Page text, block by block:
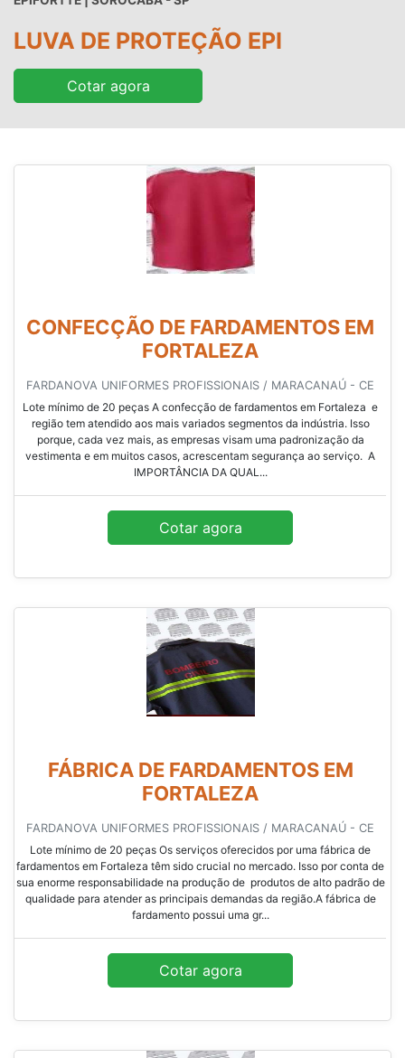
LUVA DE PROTEÇÃO EPI
Cotar agora
CONFECÇÃO DE FARDAMENTOS EM
FORTALEZA
FARDANOVA UNIFORMES PROFISSIONAIS / MARACANAÚ - CE
Lote mínimo de 20 peças A confecção de fardamentos em Fortaleza e
região tem atendido aos mais variados segmentos da indústria. Isso
porque, cada vez mais, as empresas visam uma padronização da
vestimenta e em muitos casos, acrescentam segurança ao serviço. A
IMPORTÂNCIA DA QUAL...
Cotar agora
FÁBRICA DE FARDAMENTOS EM
FORTALEZA
FARDANOVA UNIFORMES PROFISSIONAIS / MARACANAÚ - CE
Lote mínimo de 20 peças Os serviços oferecidos por uma fábrica de
fardamentos em Fortaleza têm sido crucial no mercado. Isso por conta de
sua enorme responsabilidade na produção de produtos de alto padrão de
qualidade para atender as principais demandas da região.A fábrica de
fardamento possui uma gr...
Cotar agora